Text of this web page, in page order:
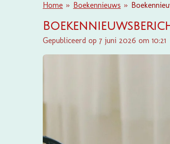
Home » Boekennieuws »
Gepubliceerd op 7 juni 2026 om 10:21